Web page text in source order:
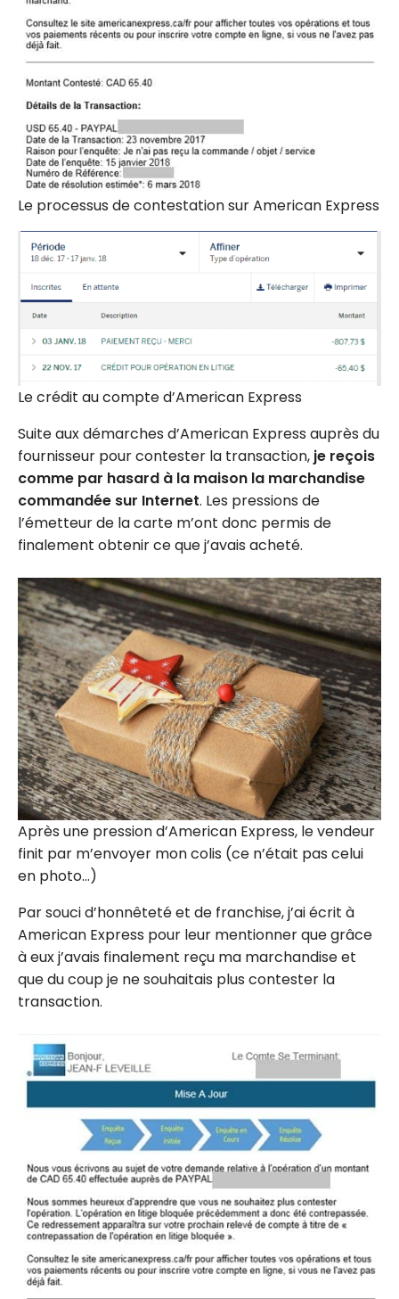
Le processus de contestation sur American Express
Le crédit au compte d’American Express
Suite aux démarches d’American Express auprès du
fournisseur pour contester la transaction, je reçois
comme par hasard à la maison la marchandise
commandée sur Internet. Les pressions de
l’émetteur de la carte m’ont donc permis de
finalement obtenir ce que j’avais acheté.
Après une pression d’American Express, le vendeur
finit par m’envoyer mon colis (ce n’était pas celui
en photo…)
Par souci d’honnêteté et de franchise, j’ai écrit à
American Express pour leur mentionner que grâce
à eux j’avais finalement reçu ma marchandise et
que du coup je ne souhaitais plus contester la
transaction.